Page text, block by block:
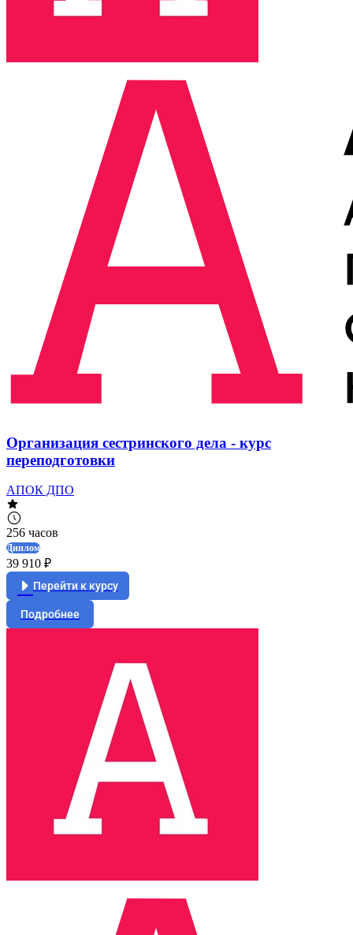
Организация сестринского дела - курс
переподготовки
АПОК ДПО
256 часов
Диплом
39 910 ₽
Перейти к курсу
Подробнее